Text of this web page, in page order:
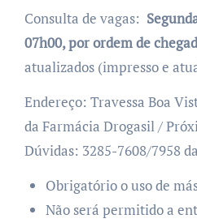
Consulta de vagas:
07h00, por ordem de
atualizados (impresso e
Endereço: Travessa Boa
da Farmácia Drogasil /
Dúvidas: 3285-7608/7958
Obrigatório o uso de
Não será permitido a